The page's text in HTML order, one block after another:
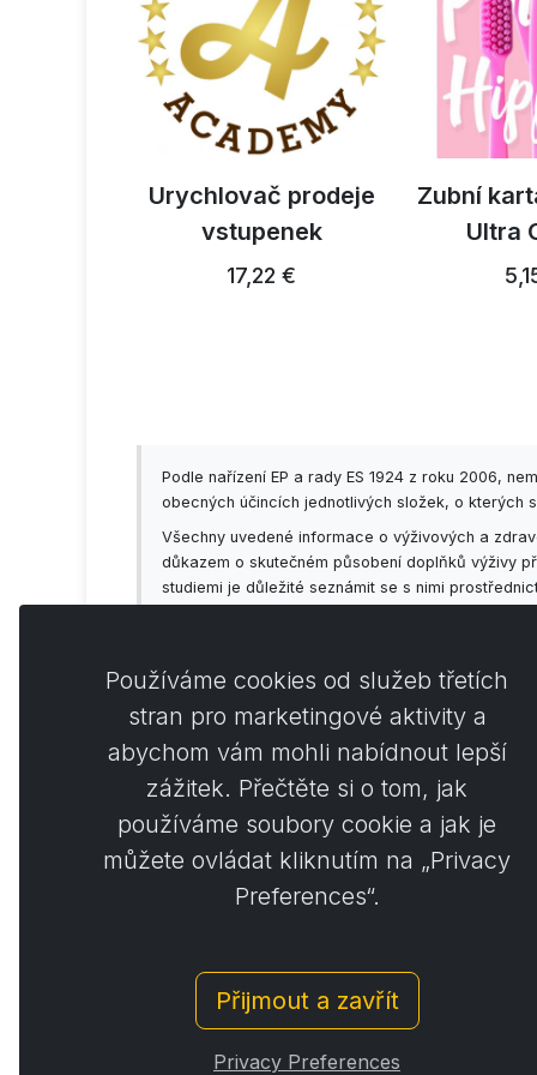
Urychlovač prodeje
vstupenek
17,22 €
Zubní
Ultra
Podle nařízení EP a rady ES 1924 z roku 2006,
obecných účincích jednotlivých složek, o kterých
Všechny uvedené informace o výživových a
důkazem o skutečném působení doplňků výživy
studiemi je důležité seznámit se s nimi
0
© Copyright 2014 - 2026
Používáme cookies od služeb třetích
stran pro marketingové aktivity a
abychom vám mohli nabídnout lepší
zážitek. Přečtěte si o tom, jak
používáme soubory cookie a jak je
můžete ovládat kliknutím na „Privacy
Preferences“.
Přijmout a zavřít
Privacy Preferences